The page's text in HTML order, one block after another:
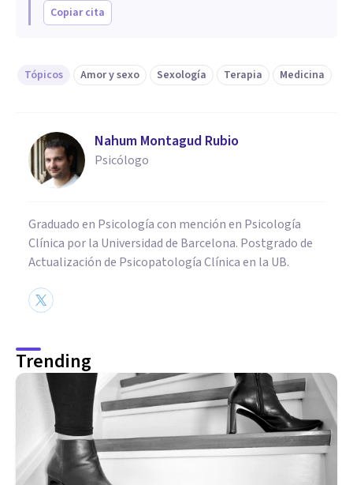
Copiar cita
Tópicos Amor y sexo Sexología Terapia Medicina
Nahum Montagud Rubio
Psicólogo
Graduado en Psicología con mención en Psicología
Clínica por la Universidad de Barcelona. Postgrado de
Actualización de Psicopatología Clínica en la UB.
Trending